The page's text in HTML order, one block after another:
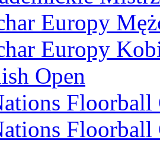
Europy
Europy
Open
Floorball
Floorball